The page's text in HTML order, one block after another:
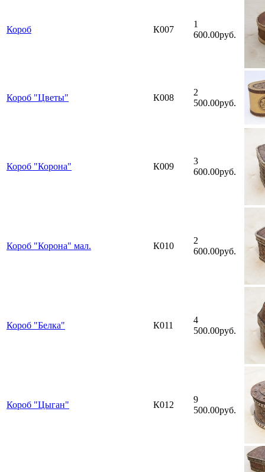
Короб К007
1
600.00руб.
Короб "Цветы" К008
2
500.00руб.
Короб "Корона" К009
3
600.00руб.
Короб "Корона" мал. К010
2
600.00руб.
Короб "Белка" К011
4
500.00руб.
Короб "Цыган" К012
9
500.00руб.